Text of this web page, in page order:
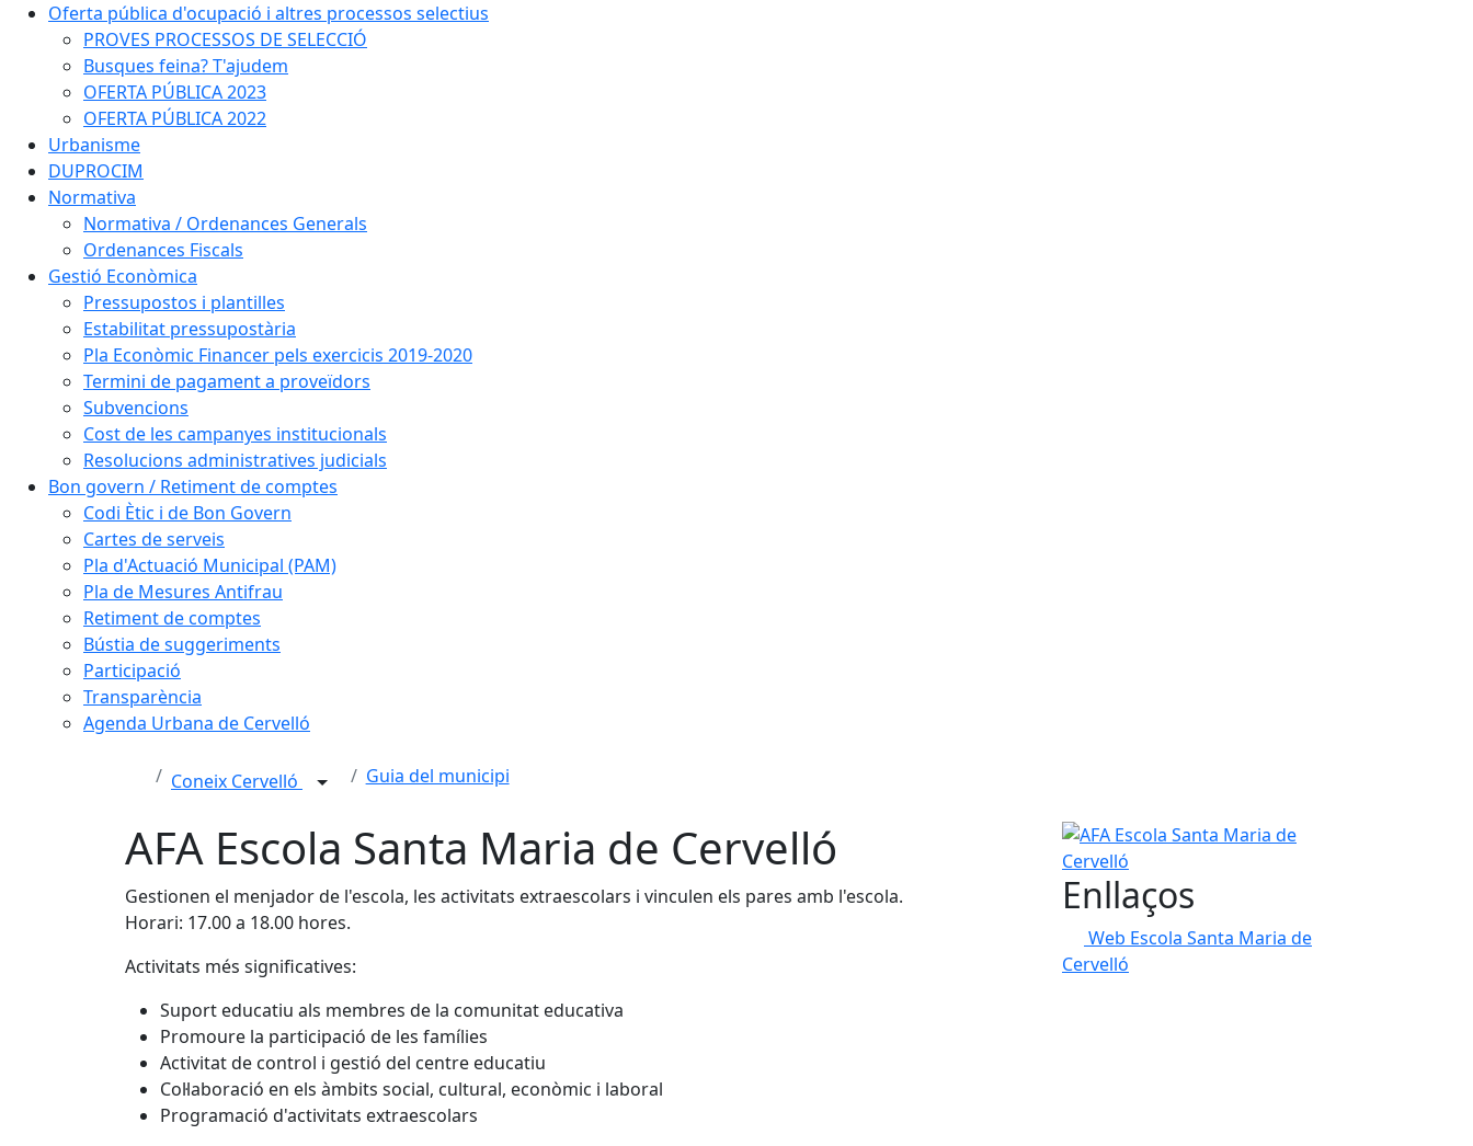
Oferta pública d'ocupació i altres processos selectius
PROVES PROCESSOS DE SELECCIÓ
Busques feina? T'ajudem
OFERTA PÚBLICA 2023
OFERTA PÚBLICA 2022
Urbanisme
DUPROCIM
Normativa
Normativa / Ordenances Generals
Ordenances Fiscals
Gestió Econòmica
Pressupostos i plantilles
Estabilitat pressupostària
Pla Econòmic Financer pels exercicis 2019-2020
Termini de pagament a proveïdors
Subvencions
Cost de les campanyes institucionals
Resolucions administratives judicials
Bon govern / Retiment de comptes
Codi Ètic i de Bon Govern
Cartes de serveis
Pla d'Actuació Municipal (PAM)
Pla de Mesures Antifrau
Retiment de comptes
Bústia de suggeriments
Participació
Transparència
Agenda Urbana de Cervelló
Coneix Cervelló Guia del municipi
AFA Escola Santa Maria de Cervelló
Gestionen el menjador de l'escola, les activitats extraescolars i vinculen els pares amb l'escola.
Horari: 17.00 a 18.00 hores.
Activitats més significatives:
Suport educatiu als membres de la comunitat educativa
Promoure la participació de les famílies
Activitat de control i gestió del centre educatiu
Col·laboració en els àmbits social, cultural, econòmic i laboral
Programació d'activitats extraescolars
AFA Escola Santa Maria de Cervelló
Enllaços
Web Escola Santa Maria de
Cervelló